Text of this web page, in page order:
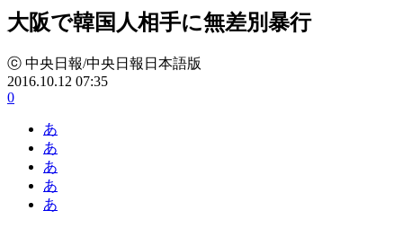
大阪で韓国人相手に無差別暴行
ⓒ 中央日報/中央日報日本語版
2016.10.12 07:35
0
あ
あ
あ
あ
あ